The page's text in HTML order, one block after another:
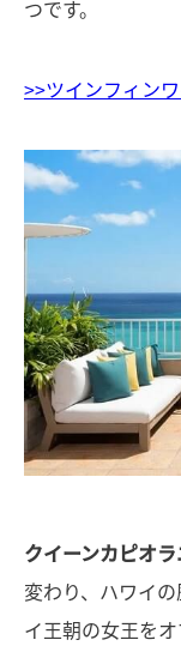
つです。
>>ツインフィン
クイーンカピオ
変わり、ハワイ
イ王朝の女王を